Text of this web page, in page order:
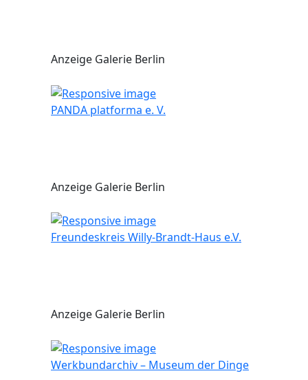
Anzeige Galerie Berlin
PANDA platforma e. V.
Anzeige Galerie Berlin
Freundeskreis Willy-Brandt-Haus e.V.
Anzeige Galerie Berlin
Werkbundarchiv – Museum der Dinge